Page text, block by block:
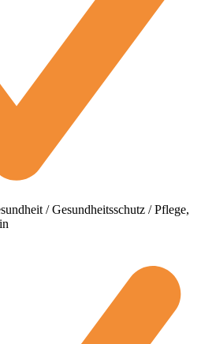
/ Gesundheitsschutz / Pflege,